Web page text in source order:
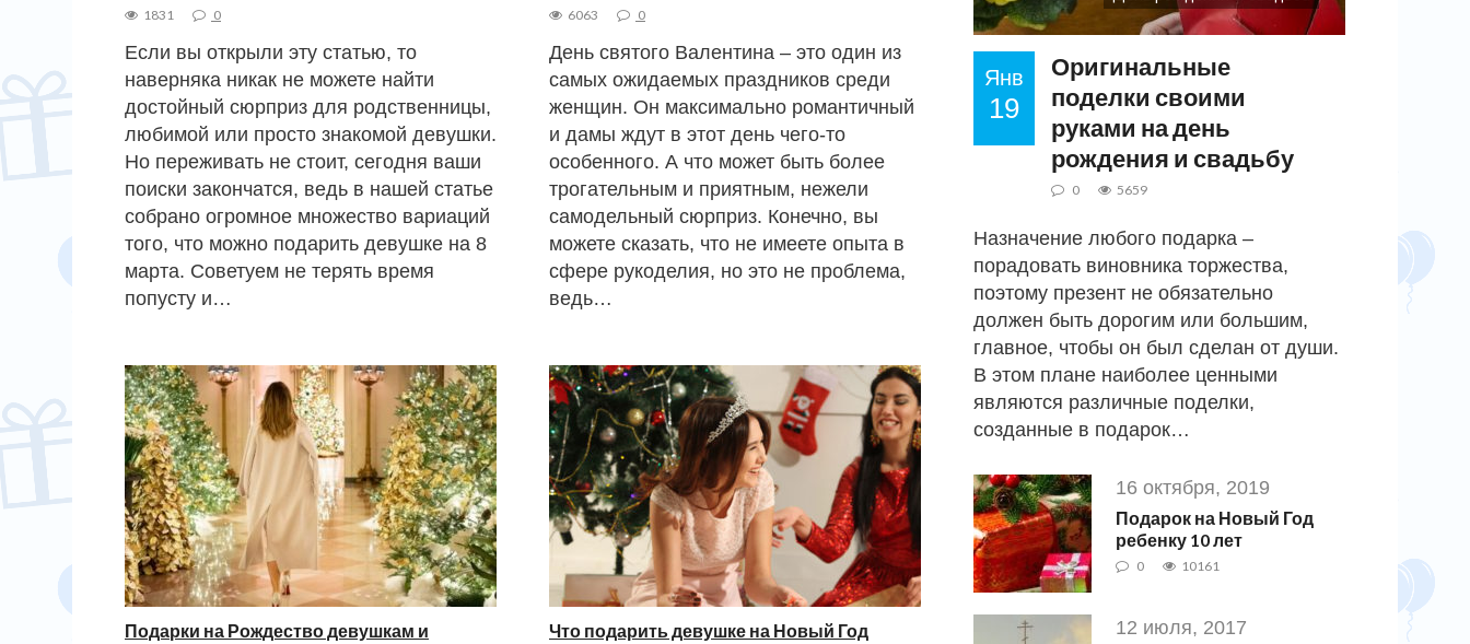
1831 0
Если вы открыли эту статью, то
наверняка никак не можете найти
достойный сюрприз для родственницы,
любимой или просто знакомой девушки.
Но переживать не стоит, сегодня ваши
поиски закончатся, ведь в нашей статье
собрано огромное множество вариаций
того, что можно подарить девушке на 8
марта. Советуем не терять время
попусту и…
6063 0
День святого Валентина – это один из
самых ожидаемых праздников среди
женщин. Он максимально романтичный
и дамы ждут в этот день чего-то
особенного. А что может быть более
трогательным и приятным, нежели
самодельный сюрприз. Конечно, вы
можете сказать, что не имеете опыта в
сфере рукоделия, но это не проблема,
ведь…
Подарки на Рождество девушкам и
Что подарить девушке на Новый Год
Янв
19
Оригинальные
поделки своими
руками на день
рождения и свадьбу
0 5659
Назначение любого подарка –
порадовать виновника торжества,
поэтому презент не обязательно
должен быть дорогим или большим,
главное, чтобы он был сделан от души.
В этом плане наиболее ценными
являются различные поделки,
созданные в подарок…
16 октября, 2019
Подарок на Новый Год
ребенку 10 лет
0 10161
12 июля, 2017